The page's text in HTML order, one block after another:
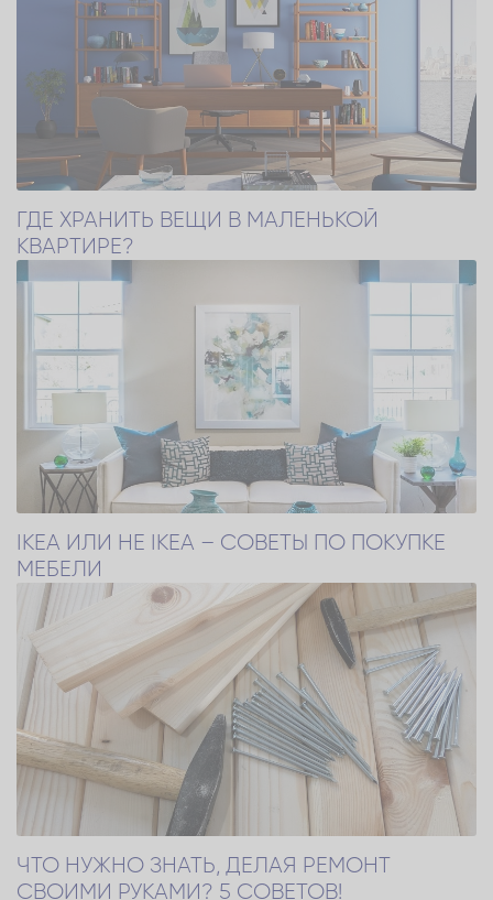
ГДЕ ХРАНИТЬ ВЕЩИ В МАЛЕНЬКОЙ
КВАРТИРЕ?
IKEA ИЛИ НЕ IKEA – СОВЕТЫ ПО ПОКУПКЕ
МЕБЕЛИ
ЧТО НУЖНО ЗНАТЬ, ДЕЛАЯ РЕМОНТ
СВОИМИ РУКАМИ? 5 СОВЕТОВ!